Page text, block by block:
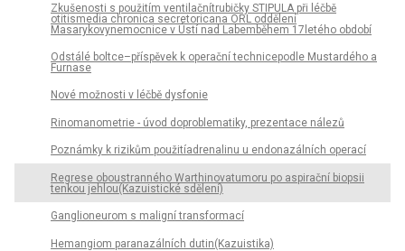
Zkušenosti s použitím ventilačnítrubičky STIPULA při léčbě
otitismedia chronica secretoricana ORL oddělení
Masarykovynemocnice v Ústí nad Labemběhem 17letého období
Odstálé boltce–příspěvek k operační technicepodle Mustardého a
Furnase
Nové možnosti v léčbě dysfonie
Rinomanometrie - úvod doproblematiky, prezentace nálezů
Poznámky k rizikům použitíadrenalinu u endonazálních operací
Regrese oboustranného Warthinovatumoru po aspirační biopsii
tenkou jehlou(Kazuistické sdělení)
Ganglioneurom s maligní transformací
Hemangiom paranazálních dutin(Kazuistika)